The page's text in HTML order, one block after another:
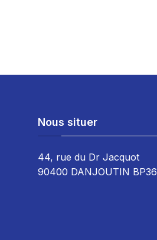
Nous situer
44, rue du Dr Jacquot
90400 DANJOUTIN BP36